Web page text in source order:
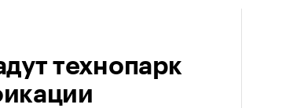
технопарк